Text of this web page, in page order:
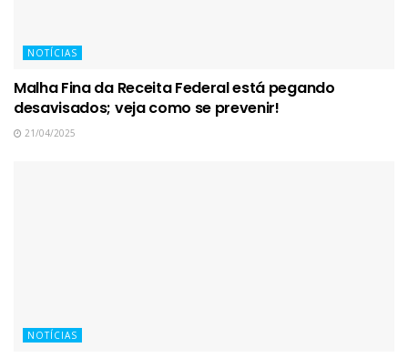
NOTÍCIAS
Malha Fina da Receita Federal está pegando
desavisados; veja como se prevenir!
21/04/2025
NOTÍCIAS